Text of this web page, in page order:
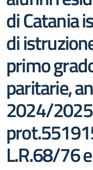
di Catania
di
primo
paritarie,
2024/
L.R.68/76